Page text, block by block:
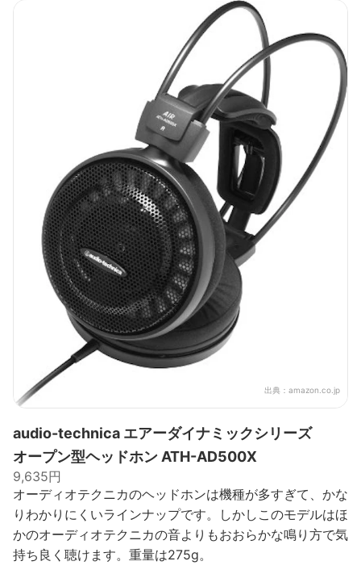
出典： amazon.co.jp
audio-technica エアーダイナミックシリーズ
オープン型ヘッドホン ATH-AD500X
9,635円
オーディオテクニカのヘッドホンは機種が多すぎて、かな
りわかりにくいラインナップです。しかしこのモデルはほ
かのオーディオテクニカの音よりもおおらかな鳴り方で気
持ち良く聴けます。重量は275g。